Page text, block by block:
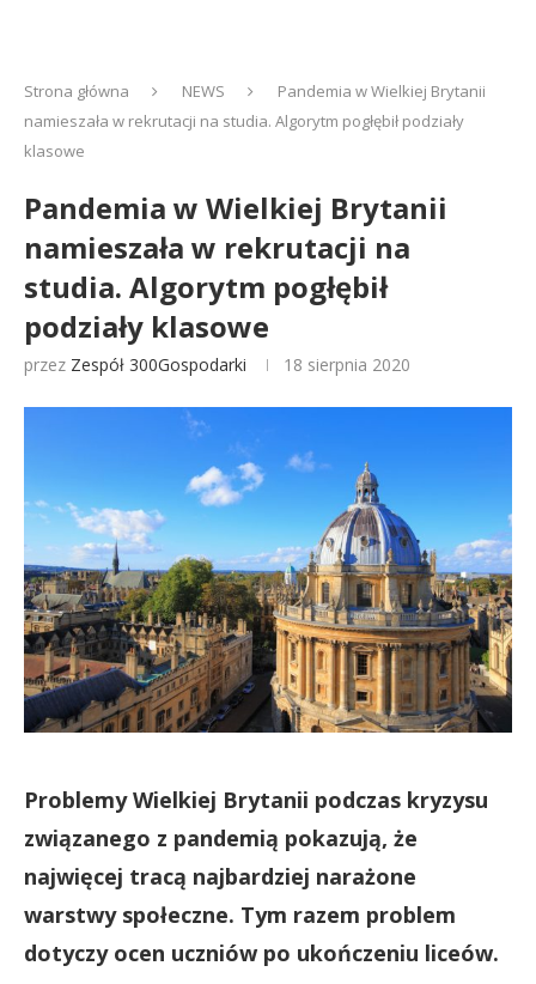
Strona główna NEWS
Pandemia w Wielkiej Brytanii
namieszała w rekrutacji na studia. Algorytm pogłębił podziały
klasowe
Pandemia w Wielkiej Brytanii
namieszała w rekrutacji na
studia. Algorytm pogłębił
podziały klasowe
przez Zespół 300Gospodarki 18 sierpnia 2020
Problemy Wielkiej Brytanii podczas kryzysu
związanego z pandemią pokazują, że
najwięcej tracą najbardziej narażone
warstwy społeczne. Tym razem problem
dotyczy ocen uczniów po ukończeniu liceów.